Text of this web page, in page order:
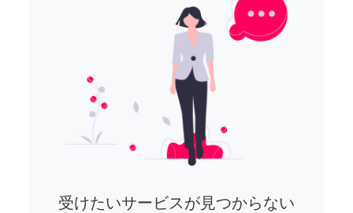
受けたいサービスが見つからない